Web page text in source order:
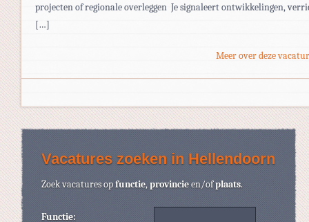
projecten of regionale overleggen Je signaleert ontwikkelingen,
[…]
Meer over deze
Vacatures zoeken in Hellendoorn
Zoek vacatures opfunctie,provincieen/ofplaats.
Functie: